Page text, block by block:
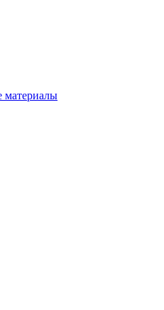
материалы